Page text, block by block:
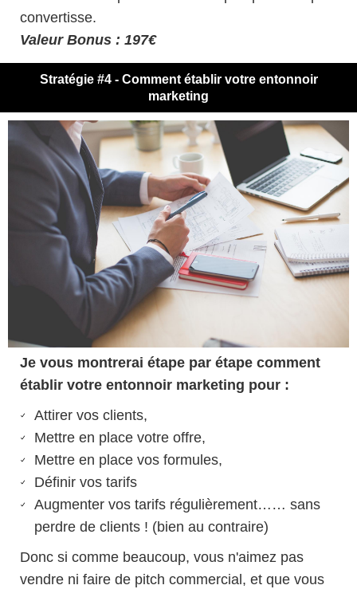
convertisse.
Valeur Bonus : 197€
Stratégie #4 - Comment établir votre entonnoir
marketing
Je vous montrerai étape par étape comment
établir votre entonnoir marketing pour :
Attirer vos clients,
Mettre en place votre offre,
Mettre en place vos formules,
Définir vos tarifs
Augmenter vos tarifs régulièrement…… sans
perdre de clients ! (bien au contraire)
Donc si comme beaucoup, vous n'aimez pas
vendre ni faire de pitch commercial, et que vous